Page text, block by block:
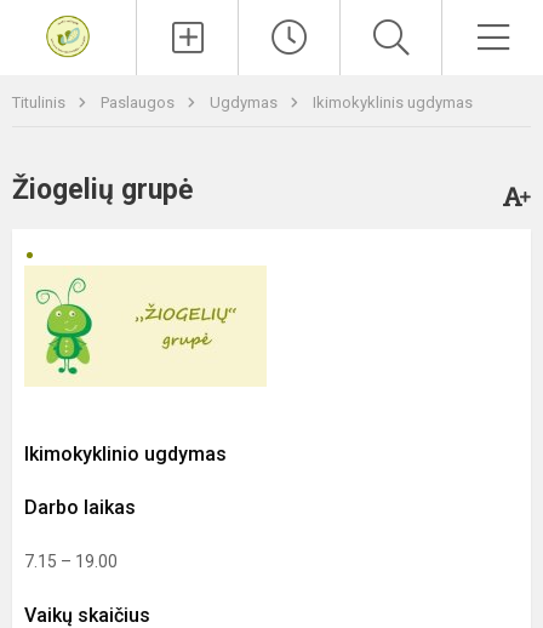
Titulinis Paslaugos Ugdymas Ikimokyklinis ugdymas
Žiogelių grupė
Ikimokyklinio ugdymas
Darbo laikas
7.15 – 19.00
Vaikų skaičius